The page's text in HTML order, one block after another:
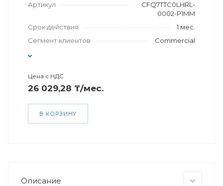
Артикул
CFQ7TTC0LHRL-
0002-P1MM
Срок действия
1 мес.
Сегмент клиентов
Commercial
Цена с НДС
26 029,28 ₸/мес.
В КОРЗИНУ
Описание